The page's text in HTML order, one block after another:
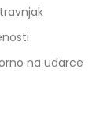
na udarce